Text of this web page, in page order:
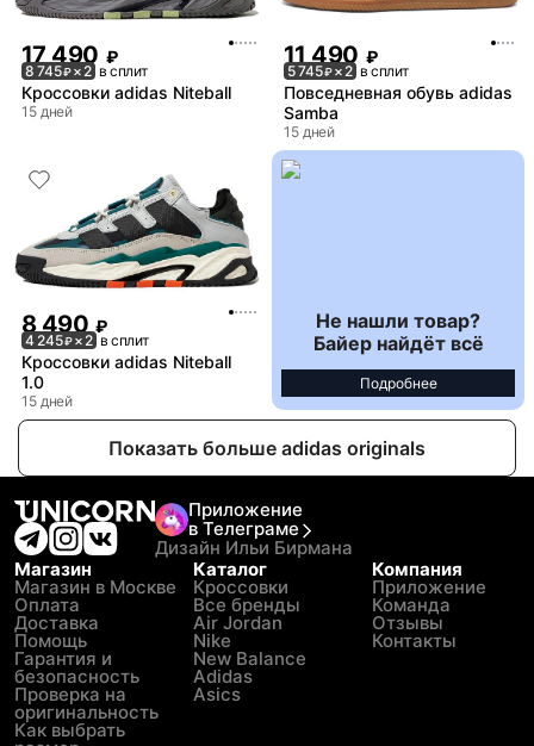
17 490 ₽
8 745₽× 2 в сплит
Кроссовки adidas Niteball
15 дней
11 490 ₽
5 745₽× 2 в сплит
Повседневная обувь adidas
Samba
15 дней
8 490 ₽
4 245₽× 2 в сплит
Кроссовки adidas Niteball
1.0
15 дней
Не нашли товар?
Байер найдёт всё
Подробнее
Показать больше adidas originals
Приложение
в Телеграме
Дизайн Ильи Бирмана
Магазин
Магазин в Москве
Оплата
Доставка
Помощь
Гарантия и
безопасность
Проверка на
оригинальность
Как выбрать
Каталог
Кроссовки
Все бренды
Air Jordan
Nike
New Balance
Adidas
Asics
Компания
Приложение
Команда
Отзывы
Контакты